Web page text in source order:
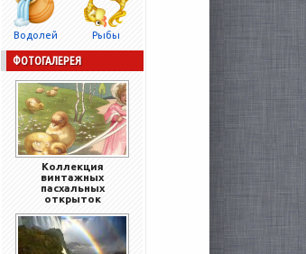
Водолей Рыбы
ФОТОГАЛЕРЕЯ
Коллекция
винтажных
пасхальных
открыток